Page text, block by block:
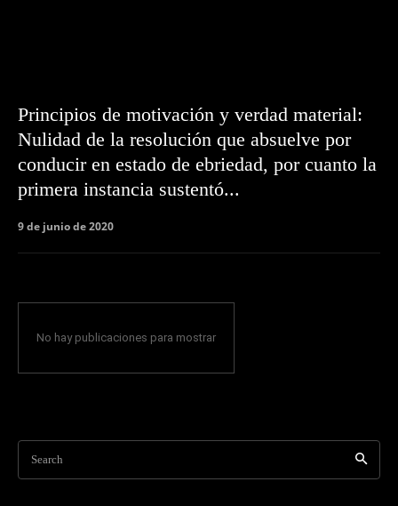
Principios de motivación y verdad material:
Nulidad de la resolución que absuelve por
conducir en estado de ebriedad, por cuanto la
primera instancia sustentó...
9 de junio de 2020
No hay publicaciones para mostrar
Search